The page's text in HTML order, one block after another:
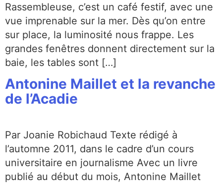
Rassembleuse, c’est un café festif, avec une
vue imprenable sur la mer. Dès qu’on entre
sur place, la luminosité nous frappe. Les
grandes fenêtres donnent directement sur la
baie, les tables sont […]
Antonine Maillet et la revanche
de l’Acadie
Par Joanie Robichaud Texte rédigé à
l’automne 2011, dans le cadre d’un cours
universitaire en journalisme Avec un livre
publié au début du mois, Antonine Maillet